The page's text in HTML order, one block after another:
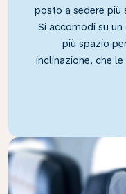
posto a sedere più
Si accomodi su
più spazio
inclinazione, che